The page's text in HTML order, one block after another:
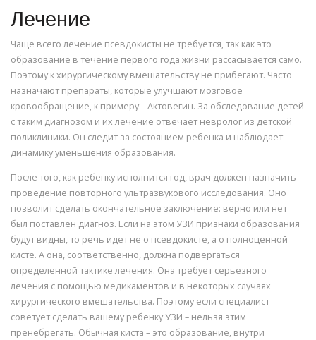
Лечение
Чаще всего лечение псевдокисты не требуется, так как это
образование в течение первого года жизни рассасывается само.
Поэтому к хирургическому вмешательству не прибегают. Часто
назначают препараты, которые улучшают мозговое
кровообращение, к примеру – Актовегин. За обследование детей
с таким диагнозом и их лечение отвечает невролог из детской
поликлиники. Он следит за состоянием ребенка и наблюдает
динамику уменьшения образования.
После того, как ребенку исполнится год, врач должен назначить
проведение повторного ультразвукового исследования. Оно
позволит сделать окончательное заключение: верно или нет
был поставлен диагноз. Если на этом УЗИ признаки образования
будут видны, то речь идет не о псевдокисте, а о полноценной
кисте. А она, соответственно, должна подвергаться
определенной тактике лечения. Она требует серьезного
лечения с помощью медикаментов и в некоторых случаях
хирургического вмешательства. Поэтому если специалист
советует сделать вашему ребенку УЗИ – нельзя этим
пренебрегать. Обычная киста – это образование, внутри